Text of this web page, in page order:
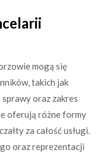
mogą się
takich jak
oraz zakres
oferują różne formy
za całość usługi.
oraz reprezentacji